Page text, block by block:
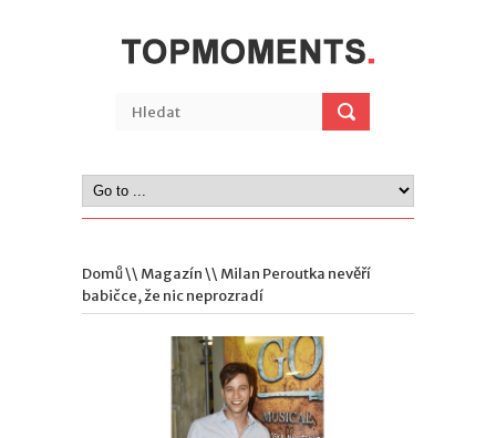
Domů\\ Magazín\\ Milan Peroutka nevěří
babičce, že nic neprozradí